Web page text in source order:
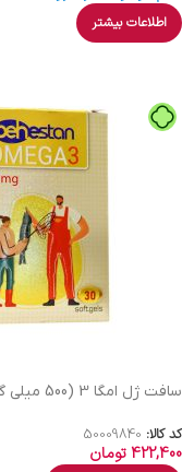
اطلاعات بیشتر
سافت ژل امگا 3 (500 میلی گرم) بهستان بهداشت | 30 عددی
کد کالا: 50009840
422,400تومان